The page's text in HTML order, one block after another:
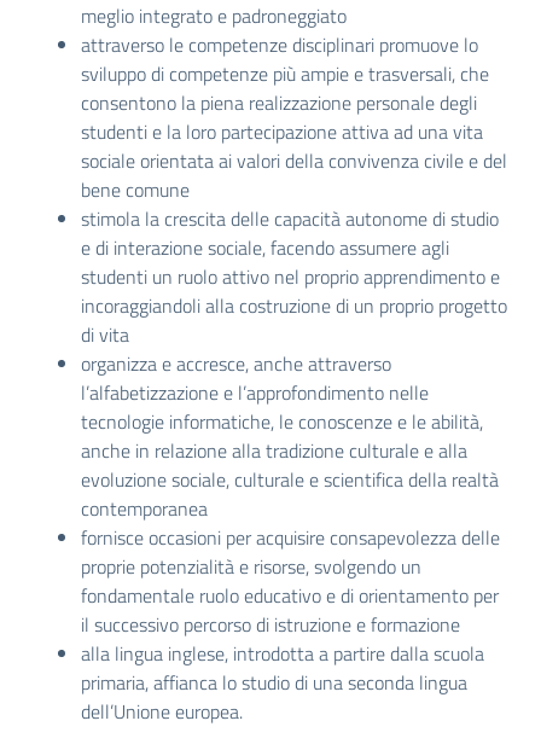
meglio integrato e padroneggiato
attraverso le competenze disciplinari promuove lo
sviluppo di competenze più ampie e trasversali, che
consentono la piena realizzazione personale degli
studenti e la loro partecipazione attiva ad una vita
sociale orientata ai valori della convivenza civile e del
bene comune
stimola la crescita delle capacità autonome di studio
e di interazione sociale, facendo assumere agli
studenti un ruolo attivo nel proprio apprendimento e
incoraggiandoli alla costruzione di un proprio progetto
di vita
organizza e accresce, anche attraverso
l’alfabetizzazione e l’approfondimento nelle
tecnologie informatiche, le conoscenze e le abilità,
anche in relazione alla tradizione culturale e alla
evoluzione sociale, culturale e scientifica della realtà
contemporanea
fornisce occasioni per acquisire consapevolezza delle
proprie potenzialità e risorse, svolgendo un
fondamentale ruolo educativo e di orientamento per
il successivo percorso di istruzione e formazione
alla lingua inglese, introdotta a partire dalla scuola
primaria, affianca lo studio di una seconda lingua
dell’Unione europea.